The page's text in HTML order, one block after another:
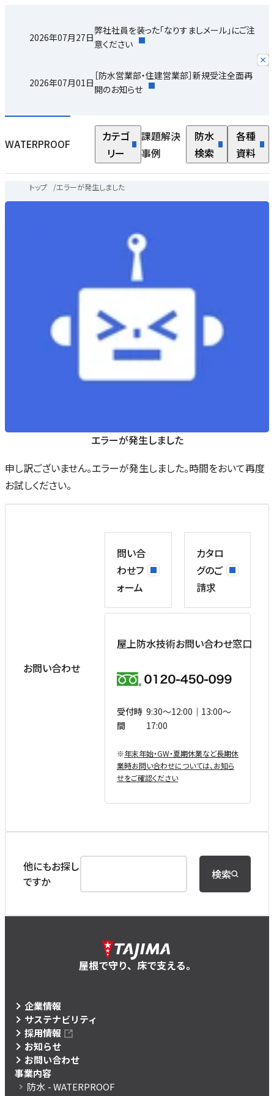
2026年07月27日
弊社社員を装った「なりすましメール」にご注
意ください
2026年07月01日
［防水営業部・住建営業部］新規受注全面再
開のお知らせ
WATERPROOF
カテゴ
リー
課題解決
事例
防水
検索
各種
資料
トップ /エラーが発生しました
エラーが発生しました
申し訳ございません。エラーが発生しました。時間をおいて再度
お試しください。
お問い合わせ
問い合
わせフ
ォーム
カタロ
グのご
請求
屋上防水技術お問い合わせ窓口
受付時
間
9:30〜12:00｜13:00〜
17:00
※年末年始・GW・夏期休業など⻑期休
業時お問い合わせについては、お知ら
せをご確認ください
他にもお探し
ですか
検索
屋根で守り、床で支える。
企業情報
サステナビリティ
採用情報
お知らせ
お問い合わせ
事業内容
防水 - WATERPROOF